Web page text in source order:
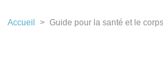
Accueil > Guide pour la santé et le